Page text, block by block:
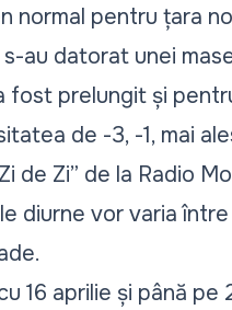
normal pentru țara
au datorat unei
fost prelungitși
de -3, -1, mai
de Zi” de la Radio
diurne vor varia
16 aprilie și până pe